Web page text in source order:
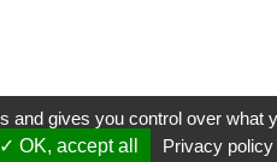
and gives you control over what
OK, accept all
Privacy policy